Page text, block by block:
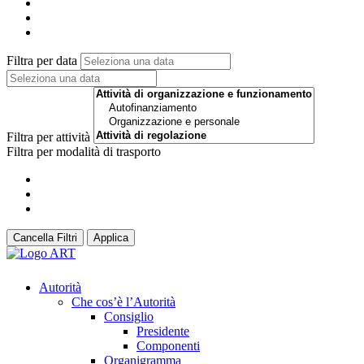
Filtra per data
Filtra per attività
Filtra per modalità di trasporto
Cancella Filtri Applica
Autorità
Che cos’è l’Autorità
Consiglio
Presidente
Componenti
Organigramma